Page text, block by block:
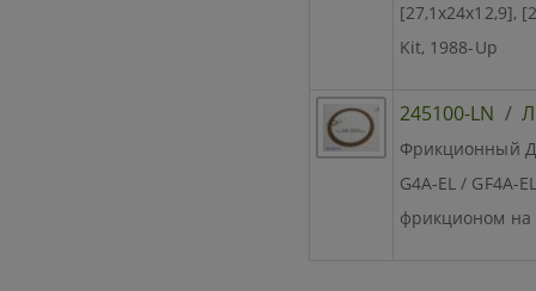
[27,1x24x12,9],
Kit, 1988-Up
245100-LN /
Фрикционный
G4A-EL / GF4A-
фрикционом на